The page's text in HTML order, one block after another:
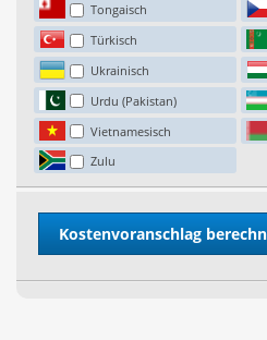
Tongaisch
Türkisch
Ukrainisch
Urdu (Pakistan)
Vietnamesisch
Zulu